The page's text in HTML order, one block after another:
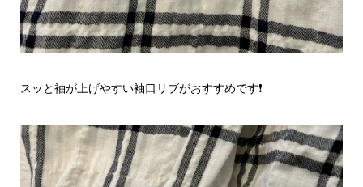
スッと袖が上げやすい袖口リブがおすすめです❗️